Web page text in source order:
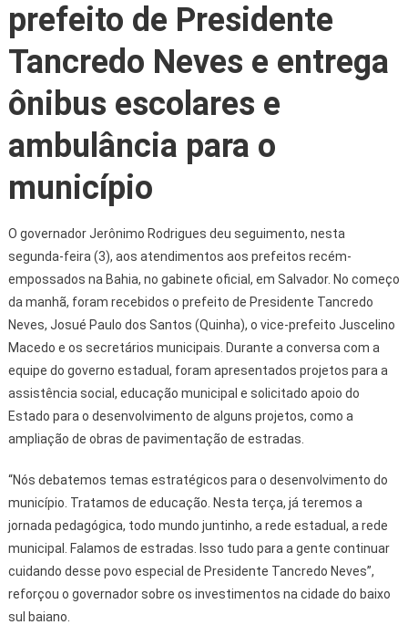
prefeito de Presidente
Tancredo Neves e entrega
ônibus escolares e
ambulância para o
município
O governador Jerônimo Rodrigues deu seguimento, nesta
segunda-feira (3), aos atendimentos aos prefeitos recém-
empossados na Bahia, no gabinete oficial, em Salvador. No começo
da manhã, foram recebidos o prefeito de Presidente Tancredo
Neves, Josué Paulo dos Santos (Quinha), o vice-prefeito Juscelino
Macedo e os secretários municipais. Durante a conversa com a
equipe do governo estadual, foram apresentados projetos para a
assistência social, educação municipal e solicitado apoio do
Estado para o desenvolvimento de alguns projetos, como a
ampliação de obras de pavimentação de estradas.
“Nós debatemos temas estratégicos para o desenvolvimento do
município. Tratamos de educação. Nesta terça, já teremos a
jornada pedagógica, todo mundo juntinho, a rede estadual, a rede
municipal. Falamos de estradas. Isso tudo para a gente continuar
cuidando desse povo especial de Presidente Tancredo Neves”,
reforçou o governador sobre os investimentos na cidade do baixo
sul baiano.